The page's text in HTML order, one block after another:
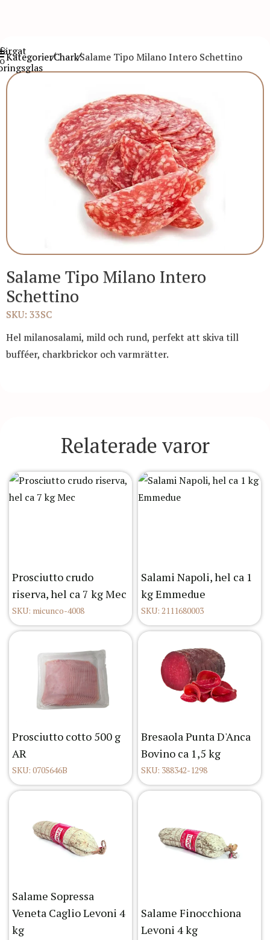
KategorierCharkSalame Tipo Milano Intero Schettino
Salame Tipo Milano Intero
Schettino
SKU: 33SC
Hel milanosalami, mild och rund, perfekt att skiva till
bufféer, charkbrickor och varmrätter.
Relaterade varor
Prosciutto crudo
riserva, hel ca 7 kg Mec
SKU: micunco-4008
Salami Napoli, hel ca 1
kg Emmedue
SKU: 2111680003
Prosciutto cotto 500 g
AR
SKU: 0705646B
Bresaola Punta D'Anca
Bovino ca 1,5 kg
SKU: 388342-1298
Salame Sopressa
Veneta Caglio Levoni 4
kg
Salame Finocchiona
Levoni 4 kg